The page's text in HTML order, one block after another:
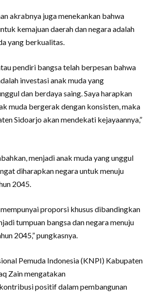
akrabnya juga menekankan bahwa
kemajuan daerah dan negara adalah
yang berkualitas.
pendiri bangsa telah berpesan bahwa
investasi anak muda yang
dan berdaya saing. Saya harapkan
muda bergerak dengan konsisten, maka
Sidoarjo akan mendekati kejayaannya,”
menjadi anak muda yang unggul
diharapkan negara untuk menuju
2045.
mempunyai proporsi khusus dibandingkan
tumpuan bangsa dan negara menuju
2045,” pungkasnya.
Pemuda Indonesia (KNPI) Kabupaten
Zain mengatakan
positif dalam pembangunan